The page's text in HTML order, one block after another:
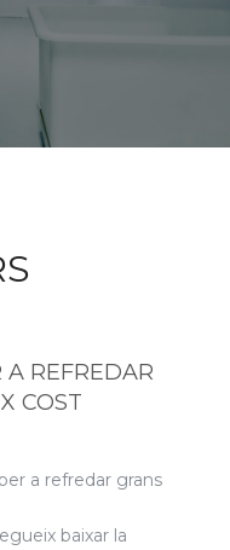
REFREDAR
COST
a refredar grans
baixar la